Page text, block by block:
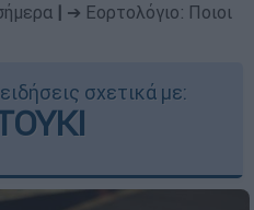
➔ Εορτολόγιο: Ποιοι
σχετικά με: